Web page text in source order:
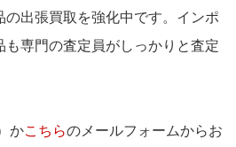
の出張買取を強化中です。インポ
も専門の査定員がしっかりと査定
かこちらのメールフォームからお